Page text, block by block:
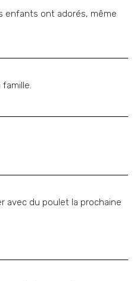
enfants ont adorés, même
avec du poulet la prochaine